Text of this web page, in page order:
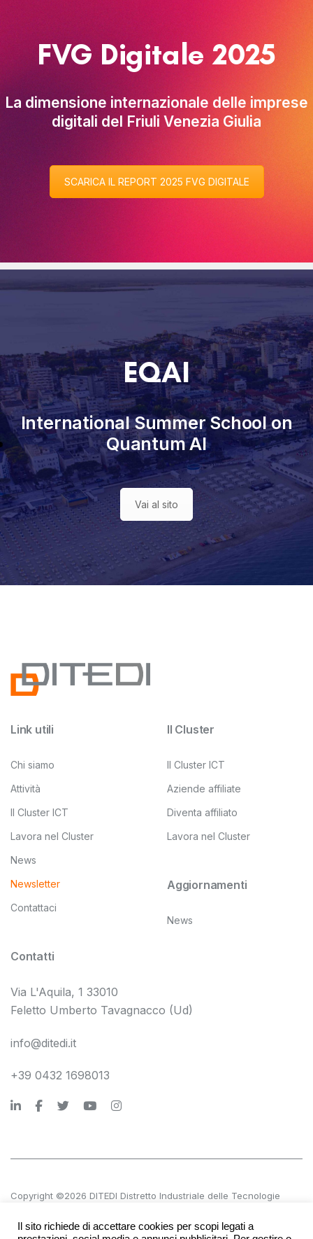
FVG Digitale 2025
La dimensione internazionale delle imprese
digitali del Friuli Venezia Giulia
SCARICA IL REPORT 2025 FVG DIGITALE
EQAI
International Summer School on
Quantum AI
Vai al sito
Link utili
Chi siamo
Attività
Il Cluster ICT
Lavora nel Cluster
News
Newsletter
Contattaci
Il Cluster
Il Cluster ICT
Aziende affiliate
Diventa affiliato
Lavora nel Cluster
Aggiornamenti
News
Contatti
Via L'Aquila, 1 33010
Feletto Umberto Tavagnacco (Ud)
info@ditedi.it
+39 0432 1698013
Copyright ©2026 DITEDI Distretto Industriale delle Tecnologie
Il sito richiede di accettare cookies per scopi legati a